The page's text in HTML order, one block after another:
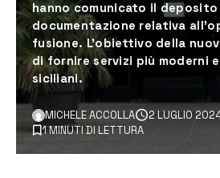
hanno comunicato il
documentazione relativa
fusione. L’obiettivo della
di fornire servizi più moderni
siciliani.
MICHELE ACCOLLA 2 LUGLIO
1 MINUTI DI LETTURA